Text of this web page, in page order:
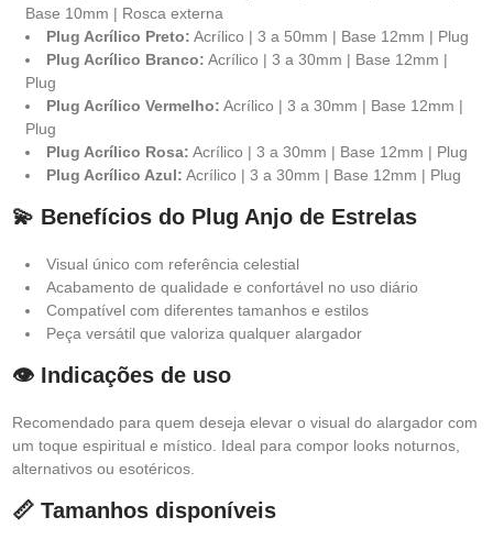
Base 10mm | Rosca externa
Plug Acrílico Preto: Acrílico | 3 a 50mm | Base 12mm | Plug
Plug Acrílico Branco: Acrílico | 3 a 30mm | Base 12mm |
Plug
Plug Acrílico Vermelho: Acrílico | 3 a 30mm | Base 12mm |
Plug
Plug Acrílico Rosa: Acrílico | 3 a 30mm | Base 12mm | Plug
Plug Acrílico Azul: Acrílico | 3 a 30mm | Base 12mm | Plug
💫 Benefícios do Plug Anjo de Estrelas
Visual único com referência celestial
Acabamento de qualidade e confortável no uso diário
Compatível com diferentes tamanhos e estilos
Peça versátil que valoriza qualquer alargador
👁️ Indicações de uso
Recomendado para quem deseja elevar o visual do alargador com
um toque espiritual e místico. Ideal para compor looks noturnos,
alternativos ou esotéricos.
📏 Tamanhos disponíveis